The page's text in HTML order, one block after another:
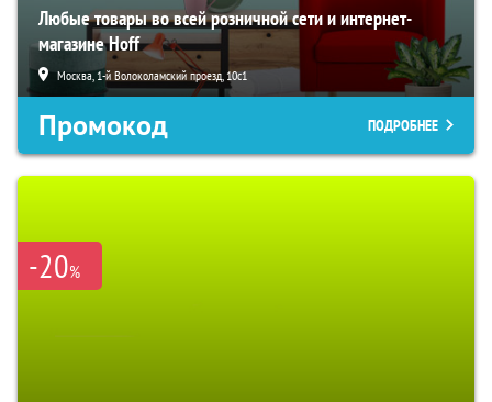
Любые товары во всей розничной сети и интернет-
магазине Hoff
Москва, 1-й Волоколамский проезд, 10с1
Промокод ПОДРОБНЕЕ
-20%